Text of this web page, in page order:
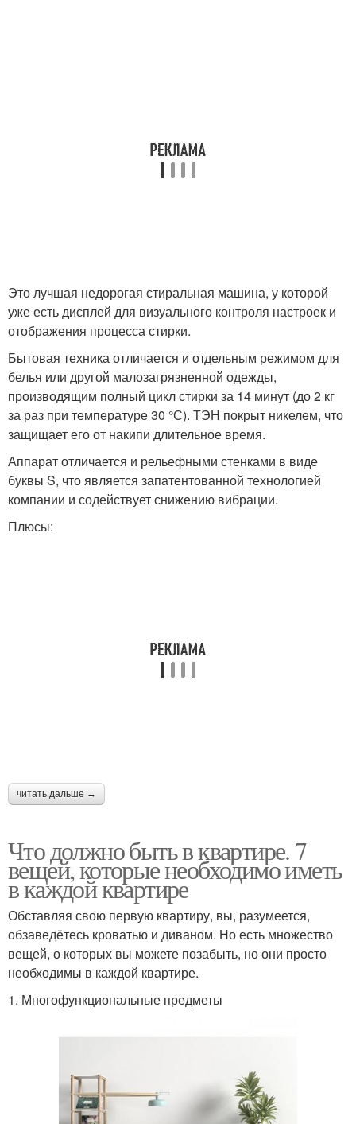
Это лучшая недорогая стиральная машина, у которой
уже есть дисплей для визуального контроля настроек и
отображения процесса стирки.
Бытовая техника отличается и отдельным режимом для
белья или другой малозагрязненной одежды,
производящим полный цикл стирки за 14 минут (до 2 кг
за раз при температуре 30 °С). ТЭН покрыт никелем, что
защищает его от накипи длительное время.
Аппарат отличается и рельефными стенками в виде
буквы S, что является запатентованной технологией
компании и содействует снижению вибрации.
Плюсы:
читать дальше →
Что должно быть в квартире. 7
вещей, которые необходимо иметь
в каждой квартире
Обставляя свою первую квартиру, вы, разумеется,
обзаведётесь кроватью и диваном. Но есть множество
вещей, о которых вы можете позабыть, но они просто
необходимы в каждой квартире.
1. Многофункциональные предметы